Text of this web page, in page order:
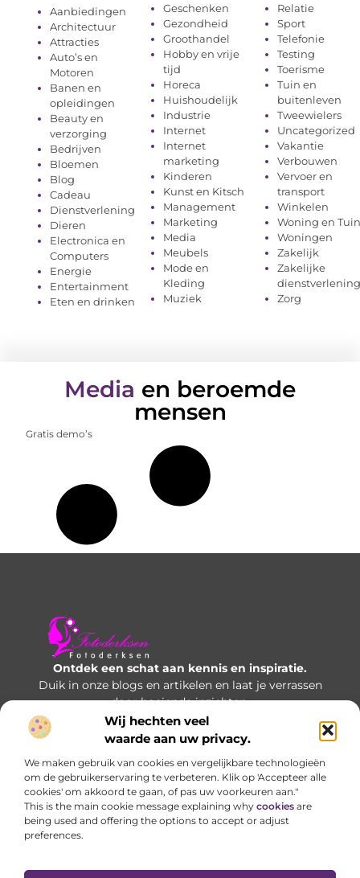
Wij hechten veel
waarde aan uw privacy.
We maken gebruik van cookies en vergelijkbare technologieën
om de gebruikerservaring te verbeteren. Klik op 'Accepteer alle
cookies' om akkoord te gaan, of pas uw voorkeuren aan."
This is the main cookie message explaining why cookies are
being used and offering the options to accept or adjust
preferences.
Aanbiedingen
Architectuur
Attracties
Auto’s en
Motoren
Banen en
opleidingen
Beauty en
verzorging
Bedrijven
Bloemen
Blog
Cadeau
Dienstverlening
Dieren
Electronica en
Computers
Energie
Entertainment
Eten en drinken
Geschenken
Gezondheid
Groothandel
Hobby en vrije
tijd
Horeca
Huishoudelijk
Industrie
Internet
Internet
marketing
Kinderen
Kunst en Kitsch
Management
Marketing
Media
Meubels
Mode en
Kleding
Muziek
Relatie
Sport
Telefonie
Testing
Toerisme
Tuin en
buitenleven
Tweewielers
Uncategorized
Vakantie
Verbouwen
Vervoer en
transport
Winkelen
Woning en Tuin
Woningen
Zakelijk
Zakelijke
dienstverlening
Zorg
Media en beroemde
mensen
Gratis demo’s
Ontdek een schat aan kennis en inspiratie.
Duik in onze blogs en artikelen en laat je verrassen
door boeiende inzichten.
Bericht categorie
Onze informatie